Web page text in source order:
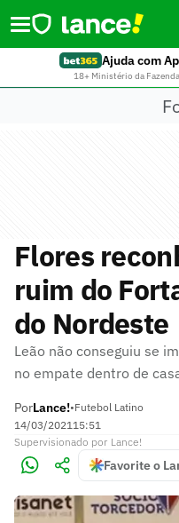
Ajuda com
18+ Ministério da
Flores
ruim do
do Nordeste
Leão não conseguiu se
no empate dentro de
PorLance!•Futebol Latino
14/03/202115:51
Supervisionado por Lance!
Favorite o